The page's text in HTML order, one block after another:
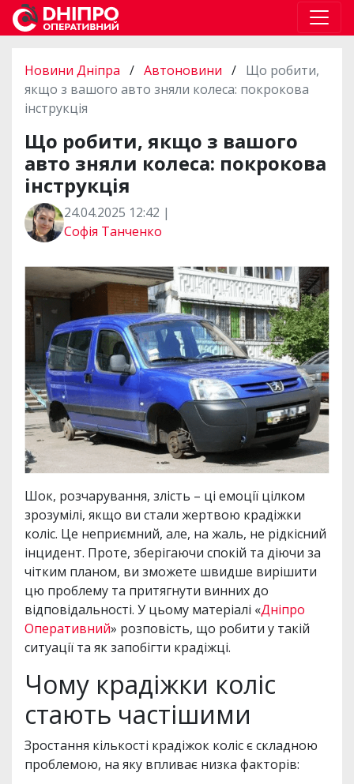
Новини Дніпра / Автоновини / Що робити,
якщо з вашого авто зняли колеса: покрокова
інструкція
Що робити, якщо з вашого
авто зняли колеса: покрокова
інструкція
24.04.2025 12:42 |
Софія Танченко
Шок, розчарування, злість – ці емоції цілком
зрозумілі, якщо ви стали жертвою крадіжки
коліс. Це неприємний, але, на жаль, не рідкісний
інцидент. Проте, зберігаючи спокій та діючи за
чітким планом, ви зможете швидше вирішити
цю проблему та притягнути винних до
відповідальності. У цьому матеріалі «Дніпро
Оперативний» розповість, що робити у такій
ситуації та як запобігти крадіжці.
Чому крадіжки коліс
стають частішими
Зростання кількості крадіжок коліс є складною
проблемою, на яку впливає низка факторів: